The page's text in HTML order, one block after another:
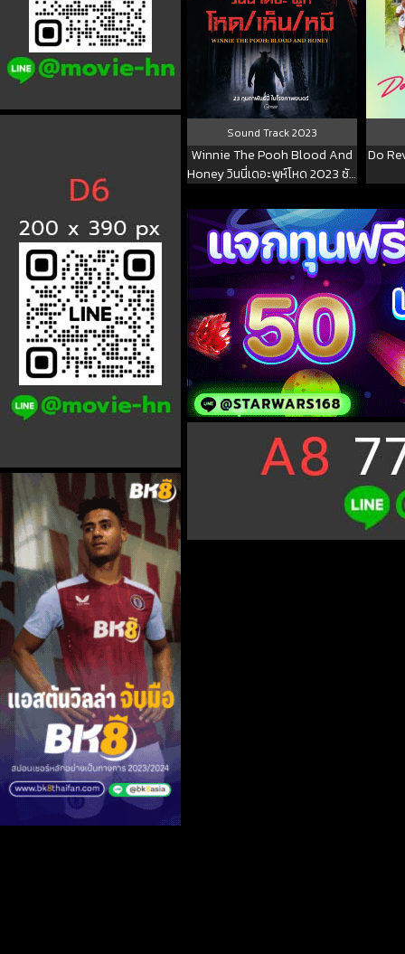
Sound Track2023
Winnie The Pooh Blood And
Honey วินนี่เดอะพูห์โหด 2023 ซับ
Do